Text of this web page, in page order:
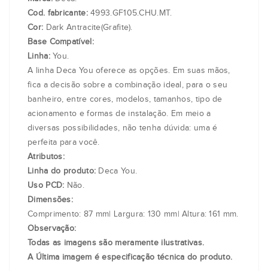
Cod. fabricante:4993.GF105.CHU.MT.
Cor: Dark Antracite(Grafite).
Base Compatível:
Linha:You.
A linha Deca You oferece as opções. Em suas mãos,
fica a decisão sobre a combinação ideal, para o seu
banheiro, entre cores, modelos, tamanhos, tipo de
acionamento e formas de instalação. Em meio a
diversas possibilidades, não tenha dúvida: uma é
perfeita para você.
Atributos:
Linha do produto: Deca You.
Uso PCD: Não.
Dimensões:
Comprimento: 87 mm| Largura: 130 mm| Altura: 161 mm.
Observação:
Todas as imagens são meramente ilustrativas.
A Última imagem é especificação técnica do produto.